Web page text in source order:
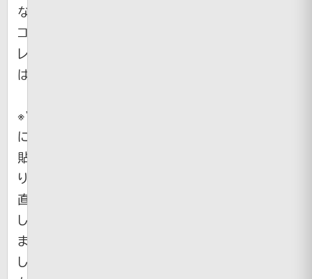
な、
コ
レ
は。
※Vimeo
に
貼
り
直
し
ま
し